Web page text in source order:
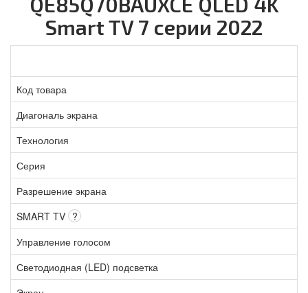
Smart TV 7 серии 2022
Код товара
Диагональ экрана
Технология
Серия
Разрешение экрана
SMART TV ?
Управление голосом
Светодиодная (LED) подсветка